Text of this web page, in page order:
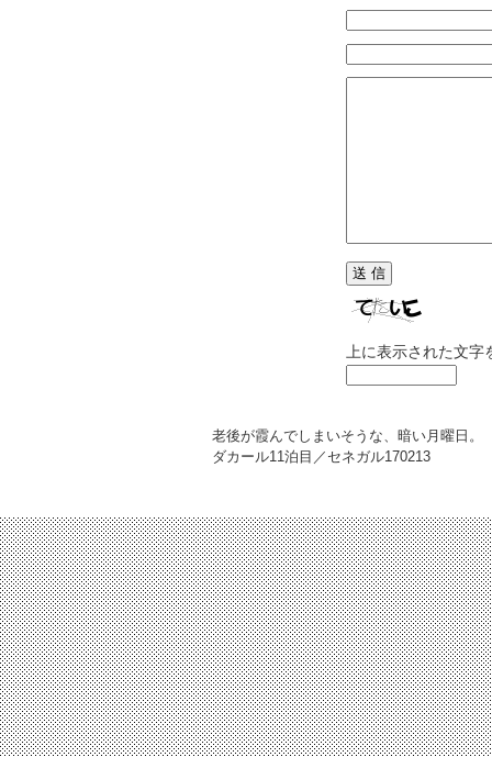
上に表示された文
老後が霞んでしまいそうな、暗い月曜日。
ダカール11泊目／セネガル170213